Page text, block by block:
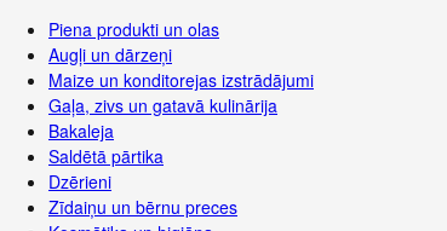
Piena produkti un olas
Augļi un dārzeņi
Maize un konditorejas izstrādājumi
Gaļa, zivs un gatavā kulinārija
Bakaleja
Saldētā pārtika
Dzērieni
Zīdaiņu un bērnu preces